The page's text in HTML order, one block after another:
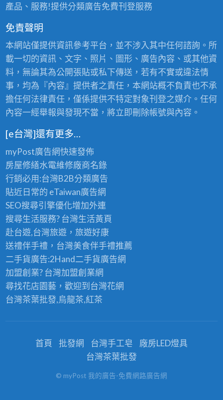
產品、服務!提供分類廣告免費刊登服務
免責聲明
本網站僅提供資訊參考平台，並不涉入其中任何諮詢。所
載一切的資訊、文字、照片、圖形、廣告內容、或其他資
料，無論其為公開張貼或私下傳送，若有不實或違法情
事，均為『內容』提供者之責任，本網站概不負責也不承
擔任何法律責任，僅係提供不特定對象刊登之媒介。任何
內容一經舉報與發現不當，將立即刪除帳號與內容。
[e台灣]還有更多…
myPost廣告網快速發佈
房屋修繕水電維修廠商名錄
行銷必用:台灣B2B分類廣告
貼近日常的 eTaiwan廣告網
SEO搜尋引擎優化增加外連
搜尋生活服務? 台灣生活黃頁
赴台遊,台灣旅遊，旅遊好康
送禮伴手禮，台灣美食伴手禮推薦
二手貨廣告:2Hand二手貨廣告網
加盟創業? 台灣加盟創業網
尋找花店園藝，歡迎到 台灣花網
台灣茶葉批發,烏龍茶,紅茶
首頁 批發網 台灣手工皂
廠房LED燈具
台灣茶葉批發
© myPost 我的廣告-免費網路廣告網